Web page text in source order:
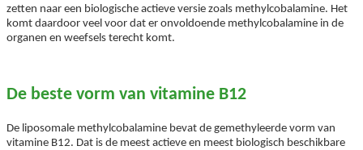
zetten naar een biologische actieve versie zoals methylcobalamine. Het
komt daardoor veel voor dat er onvoldoende methylcobalamine in de
organen en weefsels terecht komt.
De beste vorm van vitamine B12
De liposomale methylcobalamine bevat de gemethyleerde vorm van
vitamine B12. Dat is de meest actieve en meest biologisch beschikbare